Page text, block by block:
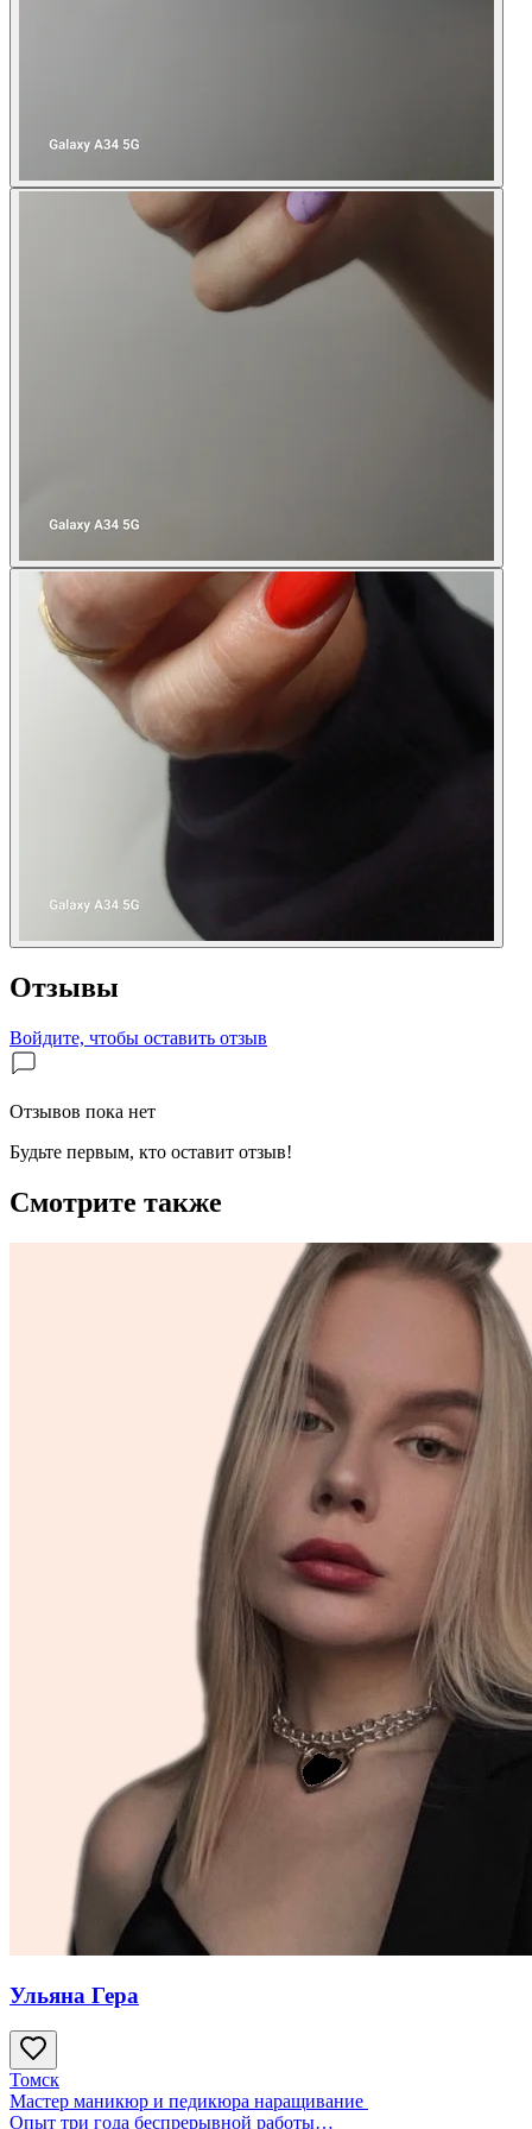
Отзывы
Войдите, чтобы оставить отзыв
Отзывов пока нет
Будьте первым, кто оставит отзыв!
Смотрите также
Ульяна Гера
Томск
Мастер маникюр и педикюра наращивание
Опыт три года беспрерывной работы